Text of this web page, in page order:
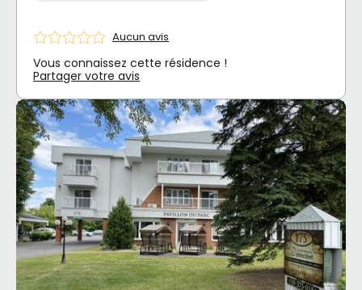
Aucun avis
Vous connaissez cette résidence !
Partager votre avis